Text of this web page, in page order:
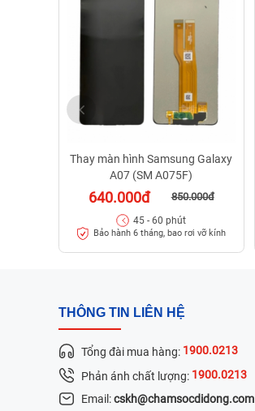
Thay màn hình Samsung Galaxy
A07 (SM A075F)
640.000đ 850.000đ
45 - 60 phút
Bảo hành 6 tháng, bao rơi vỡ kính
THÔNG TIN LIÊN HỆ
Tổng đài mua hàng: 1900.0213
Phản ánh chất lượng: 1900.0213
Email:cskh@chamsocdidong.com